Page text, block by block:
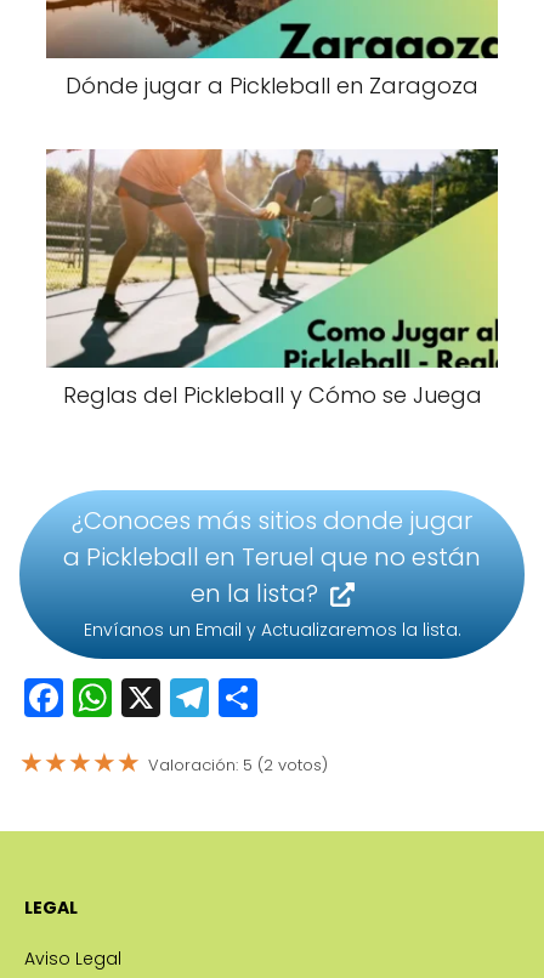
Dónde jugar a Pickleball en Zaragoza
Reglas del Pickleball y Cómo se Juega
¿Conoces más sitios donde jugar
a Pickleball en Teruel que no están
en la lista?
Envíanos un Email y Actualizaremos la lista.
F
a
c
o
o
W
h
a
X T
el
e m
★★★★★ Valoración: 5 (2 votos)
LEGAL
Aviso Legal